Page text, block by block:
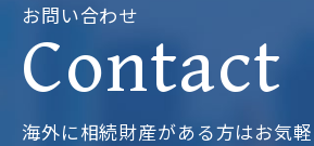
お問い合わせ
Contact
海外に相続財産がある方はお気